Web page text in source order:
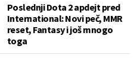
Poslednji Dota 2 apdejt pred
International: Novi peč, MMR
reset, Fantasy i još mnogo
toga